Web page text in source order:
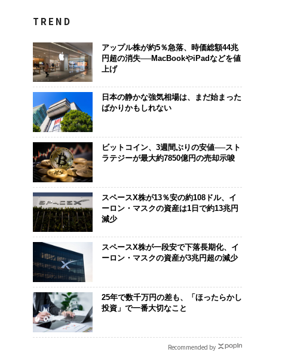
TREND
アップル株が約5％急落、時価総額44兆
円超の消失──MacBookやiPadなどを値
上げ
日本の静かな強気相場は、まだ始まった
ばかりかもしれない
ビットコイン、3週間ぶりの安値──スト
ラテジーが最大約7850億円の売却示唆
スペースX株が13％安の約108ドル、イ
ーロン・マスクの資産は1日で約13兆円
減少
スペースX株が一段安で下落長期化、イ
ーロン・マスクの資産が3兆円超の減少
25年で数千万円の差も、「ほったらかし
投資」で一番大切なこと
Recommended by